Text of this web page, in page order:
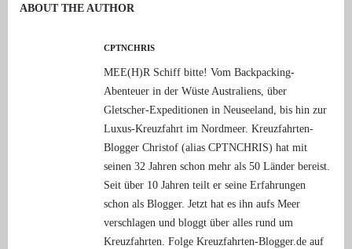
ABOUT THE AUTHOR
CPTNCHRIS
MEE(H)R Schiff bitte! Vom Backpacking-
Abenteuer in der Wüste Australiens, über
Gletscher-Expeditionen in Neuseeland, bis hin zur
Luxus-Kreuzfahrt im Nordmeer. Kreuzfahrten-
Blogger Christof (alias CPTNCHRIS) hat mit
seinen 32 Jahren schon mehr als 50 Länder bereist.
Seit über 10 Jahren teilt er seine Erfahrungen
schon als Blogger. Jetzt hat es ihn aufs Meer
verschlagen und bloggt über alles rund um
Kreuzfahrten. Folge Kreuzfahrten-Blogger.de auf